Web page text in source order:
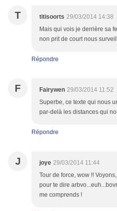
T titisoorts 29/03/2014 14:38
Mais qui vois je derrière sa
non prit de court nous
Répondre
F Fairywen 29/03/2014 11:52
Superbe, ce texte qui nous
par-delà les distances qui
Répondre
J joye 29/03/2014 11:44
Tour de force, wow !!
pour te dire
me comprends !